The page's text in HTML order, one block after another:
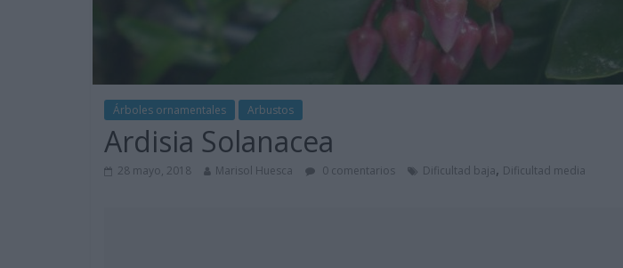
Árboles ornamentales Arbustos
Ardisia Solanacea
28 mayo, 2018 Marisol Huesca 0 comentarios Dificultad baja, Dificultad media